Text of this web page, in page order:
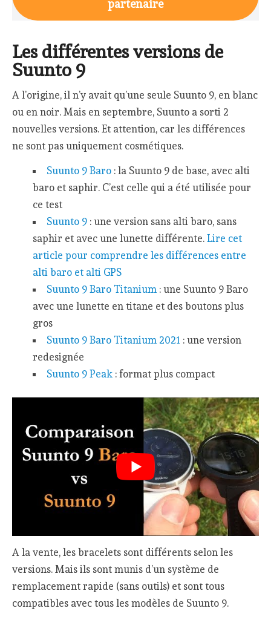
partenaire
Les différentes versions de
Suunto 9
A l’origine, il n’y avait qu’une seule Suunto 9, en blanc
ou en noir. Mais en septembre, Suunto a sorti 2
nouvelles versions. Et attention, car les différences
ne sont pas uniquement cosmétiques.
Suunto 9 Baro: la Suunto 9 de base, avec alti
baro et saphir. C’est celle qui a été utilisée pour
ce test
Suunto 9: une version sans alti baro, sans
saphir et avec une lunette différente. Lire cet
article pour comprendre les différences entre
alti baro et alti GPS
Suunto 9 Baro Titanium : une Suunto 9 Baro
avec une lunette en titane et des boutons plus
gros
Suunto 9 Baro Titanium 2021 : une version
redesignée
Suunto 9 Peak: format plus compact
A la vente, les bracelets sont différents selon les
versions. Mais ils sont munis d’un système de
remplacement rapide (sans outils) et sont tous
compatibles avec tous les modèles de Suunto 9.